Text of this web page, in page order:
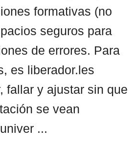
formativas (no
seguros para
de errores. Para
es liberador.les
fallar y ajustar sin que
se vean
...